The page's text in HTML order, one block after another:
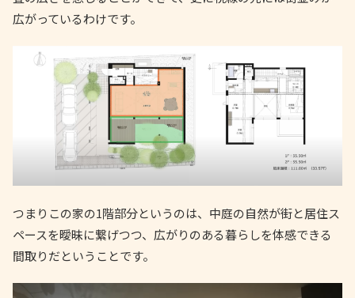
広がっているわけです。
つまりこの家の1階部分というのは、中庭の自然が街と居住ス
ペースを曖昧に繋げつつ、広がりのある暮らしを体感できる
間取りだということです。